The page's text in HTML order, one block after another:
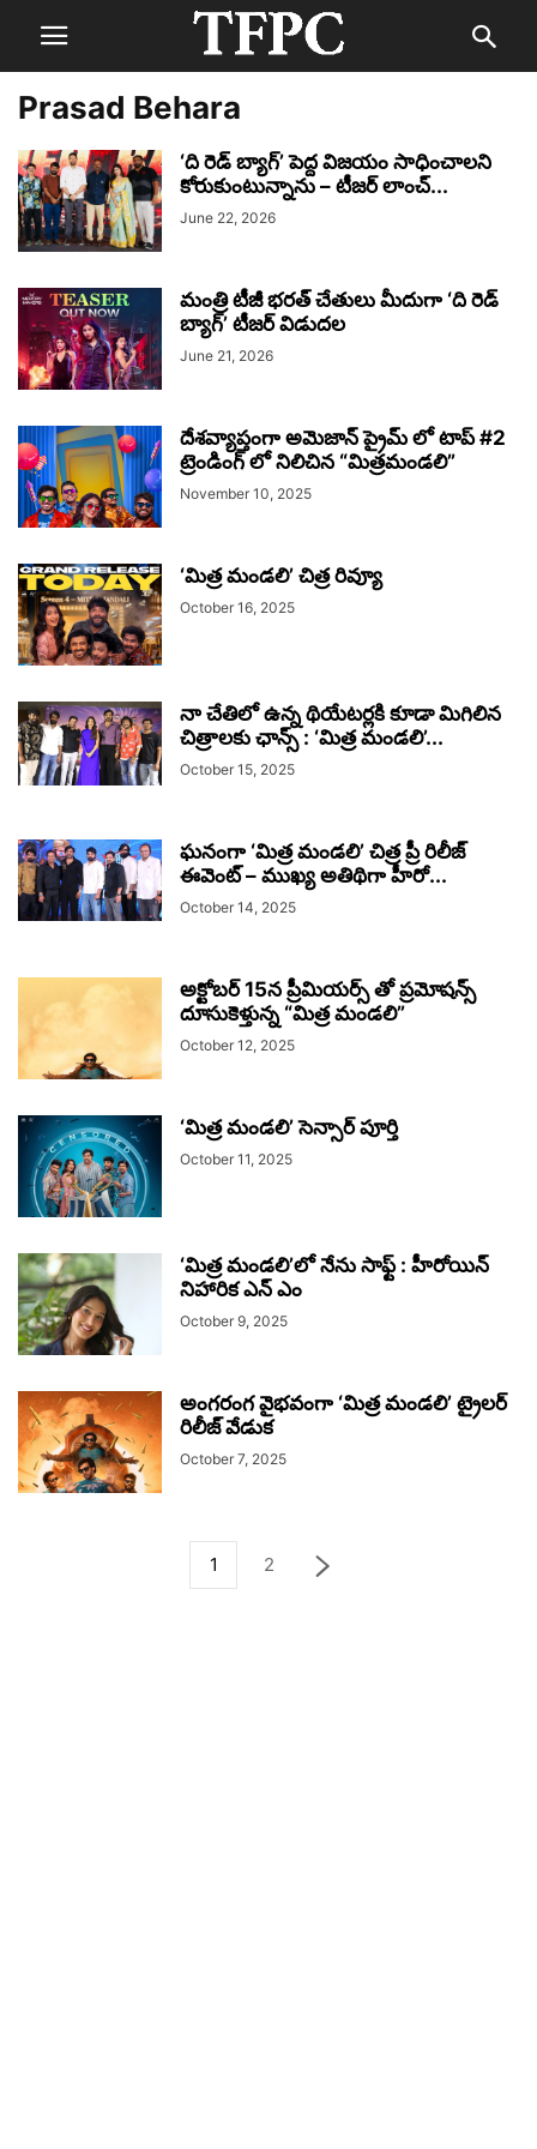
Prasad Behara
‘ది రెడ్ బ్యాగ్’ పెద్ద విజయం సాధించాలని
కోరుకుంటున్నాను – టీజర్ లాంచ్...
June 22, 2026
మంత్రి టీజీ భరత్ చేతులు మీదుగా ‘ది రెడ్
బ్యాగ్’ టీజర్ విడుదల
June 21, 2026
దేశవ్యాప్తంగా అమెజాన్ ప్రైమ్ లో టాప్ #2
ట్రెండింగ్ లో నిలిచిన “మిత్రమండలి”
November 10, 2025
‘మిత్ర మండలి’ చిత్ర రివ్యూ
October 16, 2025
నా చేతిలో ఉన్న థియేటర్లకి కూడా మిగిలిన
చిత్రాలకు ఛాన్స్ : ‘మిత్ర మండలి’...
October 15, 2025
ఘనంగా ‘మిత్ర మండలి’ చిత్ర ప్రీ రిలీజ్
ఈవెంట్ – ముఖ్య అతిథిగా హీరో...
October 14, 2025
అక్టోబర్ 15న ప్రీమియర్స్ తో ప్రమోషన్స్
దూసుకెళ్తున్న “మిత్ర మండలి”
October 12, 2025
‘మిత్ర మండలి’ సెన్సార్ పూర్తి
October 11, 2025
‘మిత్ర మండలి’లో నేను సాఫ్ట్ : హీరోయిన్
నిహారిక ఎన్ ఎం
October 9, 2025
అంగరంగ వైభవంగా ‘మిత్ర మండలి’ ట్రైలర్‌
రిలీజ్ వేడుక
October 7, 2025
1 2